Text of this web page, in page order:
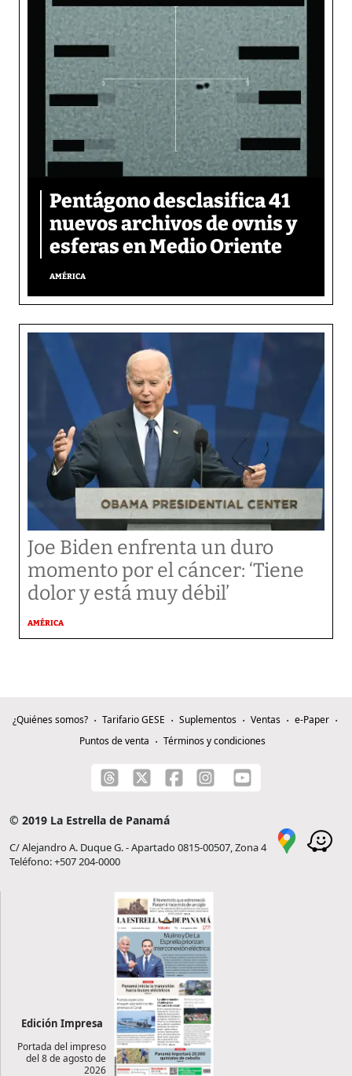
Pentágono desclasifica 41
nuevos archivos de ovnis y
esferas en Medio Oriente
AMÉRICA
Joe Biden enfrenta un duro
momento por el cáncer: ‘Tiene
dolor y está muy débil’
AMÉRICA
¿Quiénes somos? Tarifario GESE Suplementos Ventas
e-Paper
Puntos de venta
Términos y condiciones
© 2019 La Estrella de Panamá
C/ Alejandro A. Duque G. - Apartado 0815-00507, Zona 4
Teléfono: +507 204-0000
Edición Impresa
Portada del impreso
del 8 de agosto de
2026